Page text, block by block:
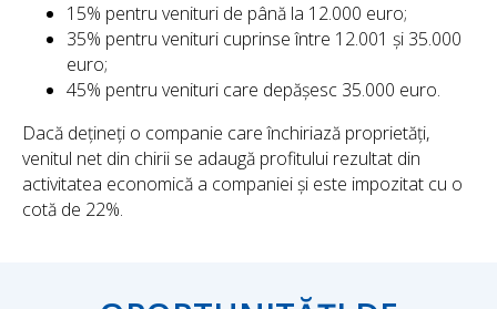
15% pentru venituri de până la 12.000 euro;
35% pentru venituri cuprinse între 12.001 și 35.000
euro;
45% pentru venituri care depășesc 35.000 euro.
Dacă dețineți o companie care închiriază proprietăți,
venitul net din chirii se adaugă profitului rezultat din
activitatea economică a companiei și este impozitat cu o
cotă de 22%.